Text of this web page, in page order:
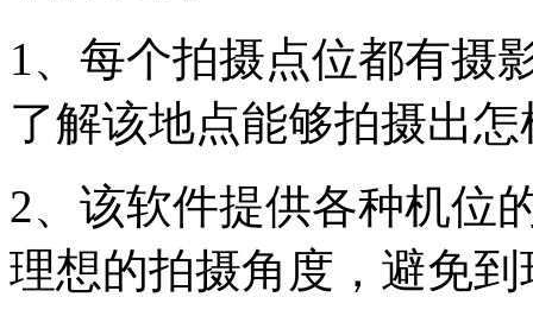
1、每个拍摄点位都有摄
了解该地点能够拍摄出
2、该软件提供各种机位
理想的拍摄角度，避免